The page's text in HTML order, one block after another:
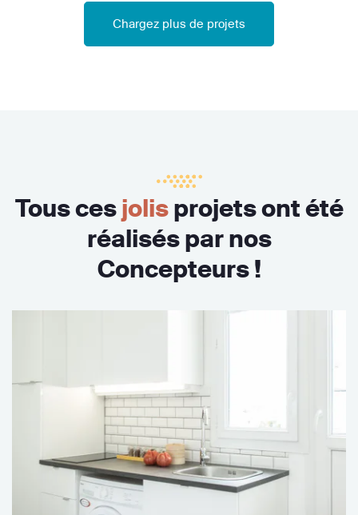
Chargez plus de projets
Tous cesjolisprojets ont été
réalisés par nos
Concepteurs !